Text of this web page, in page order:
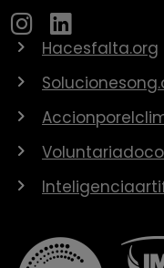
Hacesfalta.org